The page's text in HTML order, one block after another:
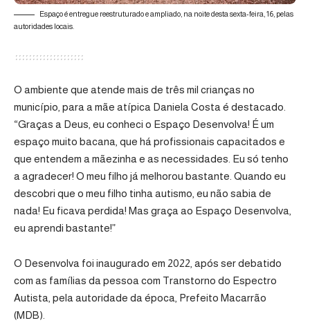
Espaço é entregue reestruturado e ampliado, na noite desta sexta-feira, 16, pelas
autoridades locais.
O ambiente que atende mais de três mil crianças no
município, para a mãe atípica Daniela Costa é destacado.
“Graças a Deus, eu conheci o Espaço Desenvolva! É um
espaço muito bacana, que há profissionais capacitados e
que entendem a mãezinha e as necessidades. Eu só tenho
a agradecer! O meu filho já melhorou bastante. Quando eu
descobri que o meu filho tinha autismo, eu não sabia de
nada! Eu ficava perdida! Mas graça ao Espaço Desenvolva,
eu aprendi bastante!”
O Desenvolva foi inaugurado em 2022, após ser debatido
com as famílias da pessoa com Transtorno do Espectro
Autista, pela autoridade da época, Prefeito Macarrão
(MDB).